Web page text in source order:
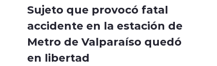
Sujeto que provocó fatal
accidente en la estación de
Metro de Valparaíso quedó
en libertad